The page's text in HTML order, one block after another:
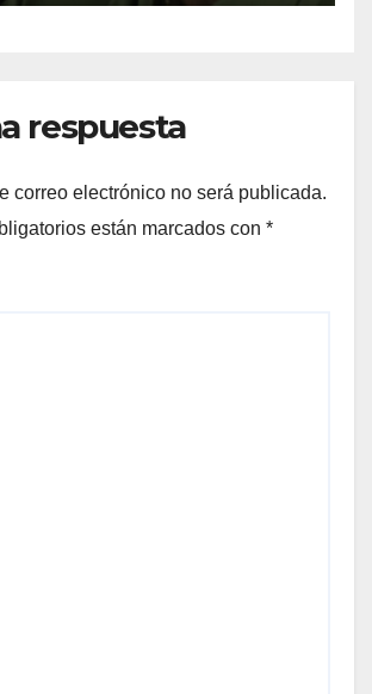
respuesta
correo electrónico no será publicada.
están marcados con *